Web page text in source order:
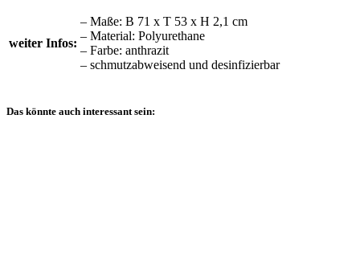
weiter Infos:
– Maße: B 71 x T 53 x H 2,1 cm
– Material: Polyurethane
– Farbe: anthrazit
– schmutzabweisend und desinfizierbar
Das könnte auch interessant sein: